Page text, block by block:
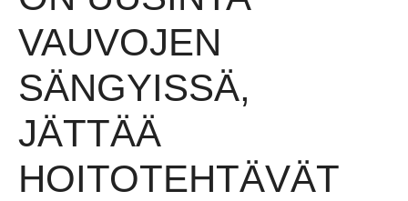
VAUVOJEN
SÄNGYISSÄ,
JÄTTÄÄ
HOITOTEHTÄVÄT